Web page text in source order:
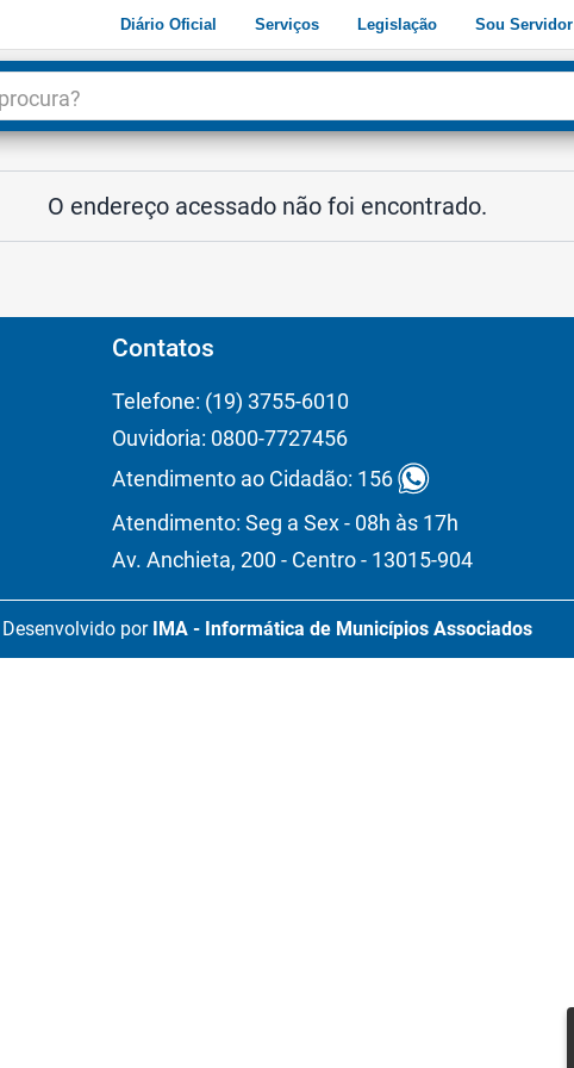
Diário Oficial Serviços Legislação Sou Servidor
O endereço acessado não foi encontrado.
Contatos
Telefone: (19) 3755-6010
Ouvidoria: 0800-7727456
Atendimento ao Cidadão: 156
Atendimento: Seg a Sex - 08h às 17h
Av. Anchieta, 200 - Centro - 13015-904
Desenvolvido por IMA - Informática de Municípios Associados